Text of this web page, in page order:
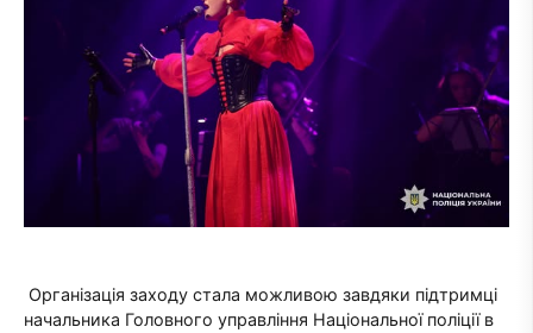
Організація заходу стала можливою завдяки підтримці
начальника Головного управління Національної поліції в